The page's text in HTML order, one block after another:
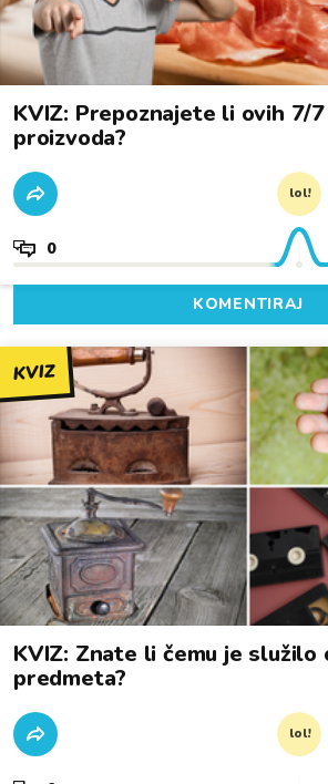
KVIZ: Prepoznajete li ovih 7/
proizvoda?
lol!
0
KOMENTIRAJ
KVIZ
KVIZ: Znate li čemu je
predmeta?
lol!